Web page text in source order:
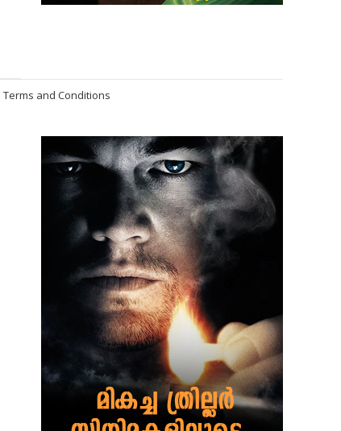
Terms and Conditions